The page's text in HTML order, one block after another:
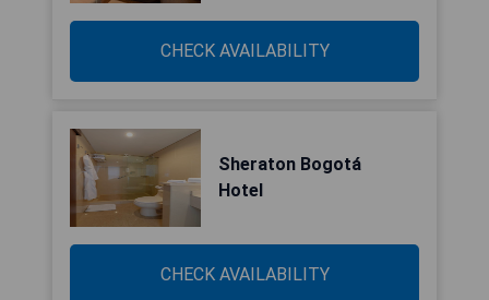
CHECK AVAILABILITY
Sheraton Bogotá
Hotel
CHECK AVAILABILITY